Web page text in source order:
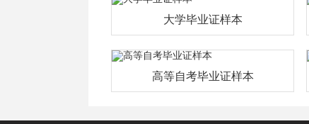
大学毕业证样本
高等自考毕业证样本